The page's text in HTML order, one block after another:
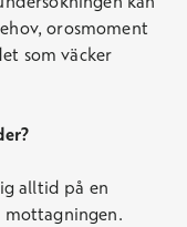
orosmoment
som väcker
alltid på en
mottagningen.